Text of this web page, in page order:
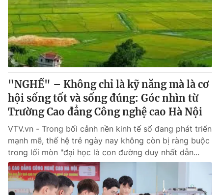
"NGHỀ" – Không chỉ là kỹ năng mà là cơ
hội sống tốt và sống đúng: Góc nhìn từ
Trường Cao đẳng Công nghệ cao Hà Nội
VTV.vn - Trong bối cảnh nền kinh tế số đang phát triển
mạnh mẽ, thế hệ trẻ ngày nay không còn bị ràng buộc
trong lối mòn "đại học là con đường duy nhất dẫn...